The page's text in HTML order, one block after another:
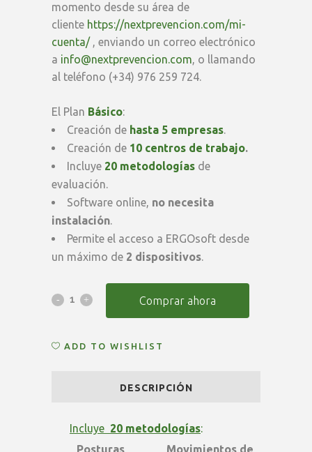
momento desde su área de
cliente https://nextprevencion.com/mi-
cuenta/, enviando un correo electrónico
a info@nextprevencion.com, o llamando
al teléfono (+34) 976 259 724.
El Plan Básico:
Creación de hasta 5 empresas.
Creación de 10 centros de trabajo.
Incluye 20 metodologías de
evaluación.
Software online, no necesita
instalación.
Permite el acceso a ERGOsoft desde
un máximo de 2 dispositivos.
Suscripción
ERGOsoft
Comprar ahora
ADD TO WISHLIST
DESCRIPCIÓN
Incluye 20 metodologías:
Posturas
Movimientos de